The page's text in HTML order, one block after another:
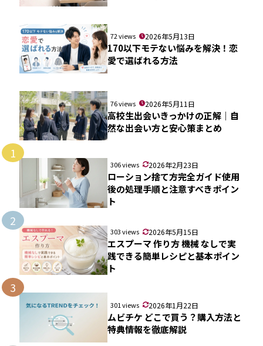
72 views 2026年5月13日
170以下モテない悩みを解決！恋
愛で選ばれる方法
76 views 2026年5月11日
高校生出会いきっかけの正解｜自
然な出会い方と安心策まとめ
1
306 views 2026年2月23日
ローション捨て方完全ガイド使用
後の処理手順と注意すべきポイン
ト
2
303 views 2026年5月15日
エスプーマ 作り方 機械 なしで実
践できる簡単レシピと基本ポイン
ト
3
301 views 2026年1月22日
ムビチケ どこで買う？購入方法と
特典情報を徹底解説